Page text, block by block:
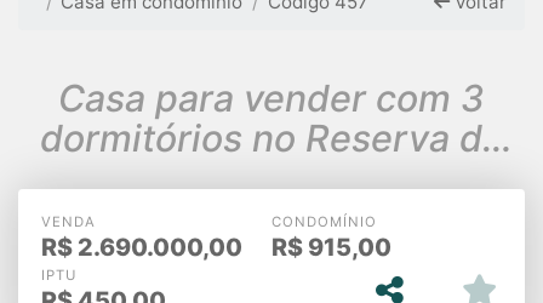
Casa para vender com 3
dormitórios no Reserva da
Serra Jundiaí
VENDA
R$ 2.690.000,00
CONDOMÍNIO
R$ 915,00
IPTU